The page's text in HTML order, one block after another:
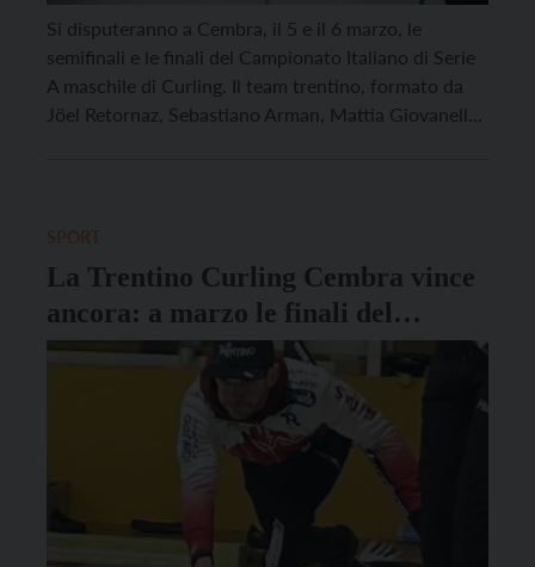
Si disputeranno a Cembra, il 5 e il 6 marzo, le
semifinali e le finali del Campionato Italiano di Serie
A maschile di Curling. Il team trentino, formato da
Jöel Retornaz, Sebastiano Arman, Mattia Giovanella
La Trentino Curling Cembra vince
ancora: a marzo le finali del
Campionato Italiano